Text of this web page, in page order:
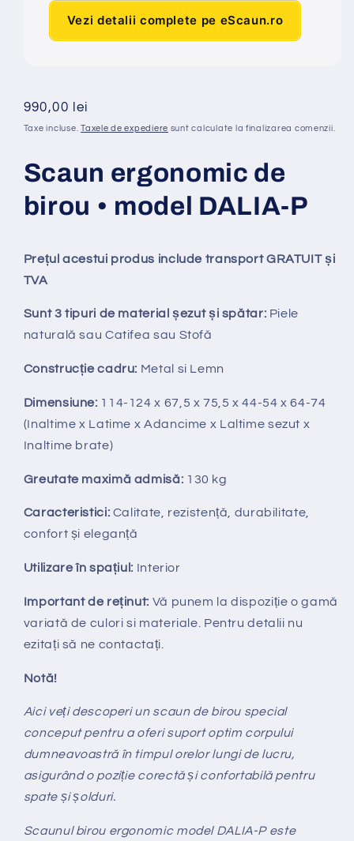
Vezi detalii complete pe eScaun.ro
Preț
obișnuit
990,00 lei
Taxe incluse.Taxele de expediere sunt calculate la finalizarea comenzii.
Scaun ergonomic de
birou • model DALIA-P
Prețul acestui produs include transport GRATUIT și
TVA
Sunt 3 tipuri de material șezut și spătar: Piele
naturală sau Catifea sau Stofă
Construcție cadru: Metal si Lemn
Dimensiune: 114-124 x 67,5 x 75,5 x 44-54 x 64-74
(Inaltime x Latime x Adancime x Laltime sezut x
Inaltime brate)
Greutate maximă admisă: 130 kg
Caracteristici: Calitate, rezistență, durabilitate,
confort și eleganță
Utilizare în spațiul: Interior
Important de reținut: Vă punem la dispozițieo gamă
variată de culori si materiale. Pentru detalii nu
ezitați să ne contactați.
Notă!
Aici veți descoperi un scaun de birou special
conceput pentru a oferi suport optim corpului
dumneavoastră în timpul orelor lungi de lucru,
asigurând o poziție corectă și confortabilă pentru
spate și șolduri.
Scaunul birou ergonomic model DALIA-P este